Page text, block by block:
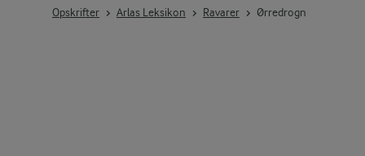
Opskrifter Arlas Leksikon Ravarer Ørredrogn